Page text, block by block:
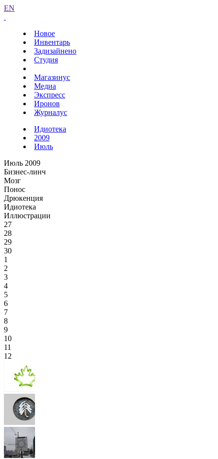
EN
Новое
Инвентарь
Задизайнено
Студия
Магазинус
Медиа
Экспресс
Иронов
Журналус
Идиотека
2009
Июль
Июль 2009
Бизнес-линч
Мозг
Понос
Дрюкенция
Идиотека
Иллюстрации
27
28
29
30
1
2
3
4
5
6
7
8
9
10
11
12